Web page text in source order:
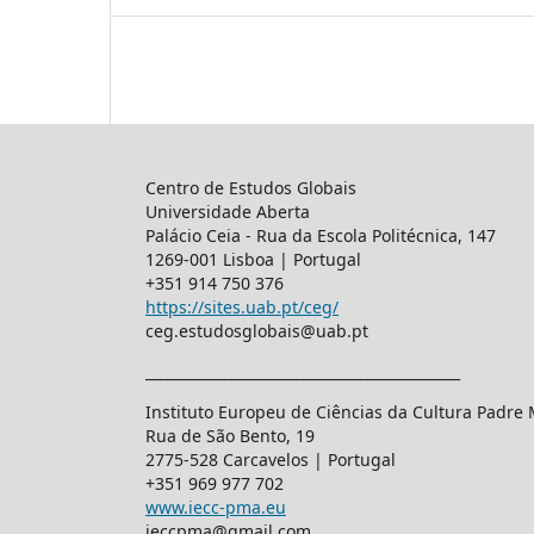
Centro de Estudos Globais
Universidade Aberta
Palácio Ceia - Rua da Escola Politécnica, 147
1269-001 Lisboa | Portugal
+351 914 750 376
https://sites.uab.pt/ceg/
ceg.estudosglobais@uab.pt
Instituto Europeu de Ciências da Cultura Padre
Rua de São Bento, 19
2775-528 Carcavelos | Portugal
+351 969 977 702
www.iecc-pma.eu